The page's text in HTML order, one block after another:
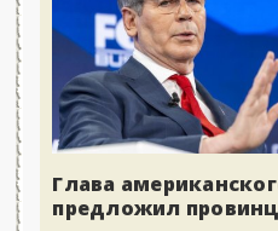
Глава
предложил